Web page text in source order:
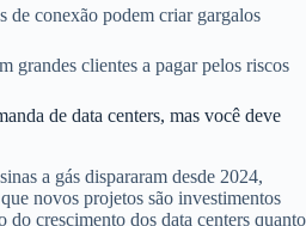
de conexão podem criar gargalos
grandes clientes a pagar pelos riscos
de data centers, mas você deve
a gás dispararam desde 2024,
novos projetos são investimentos
do crescimento dos data centers quanto